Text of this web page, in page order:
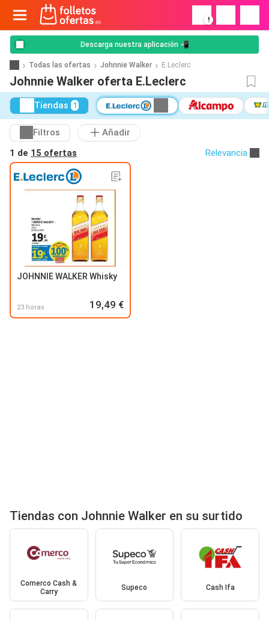
!
Descarga nuestra aplicación 📲
Todas las ofertas Johnnie Walker E.Leclerc
Johnnie Walker oferta E.Leclerc
Tiendas 1
Filtros
Añadir
1 de 15 ofertas Relevancia
JOHNNIE WALKER Whisky
23 horas 19,49 €
Tiendas con Johnnie Walker en su surtido
Comerco Cash &
Carry
Supeco Cash Ifa